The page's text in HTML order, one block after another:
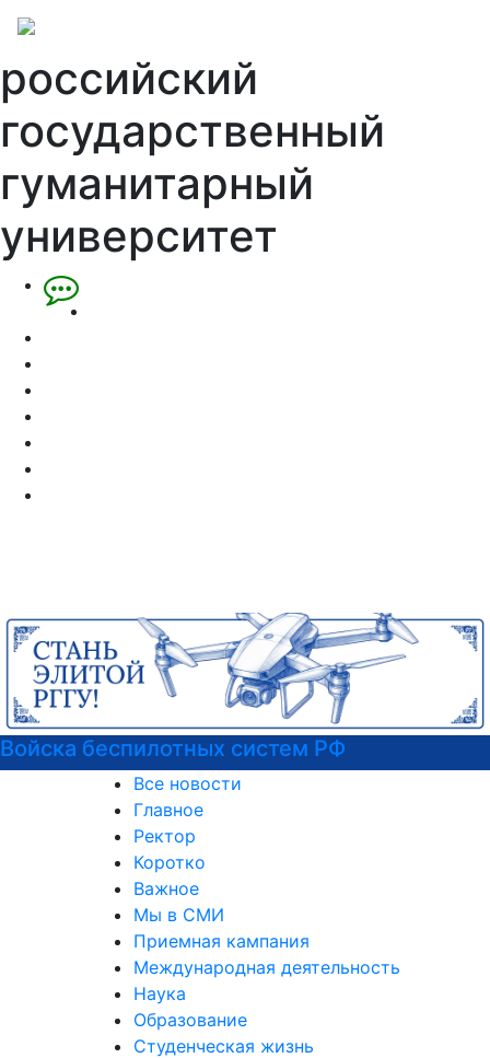
российский
государственный
гуманитарный
университет
Войска беспилотных систем РФ
Все новости
Главное
Ректор
Коротко
Важное
Мы в СМИ
Приемная кампания
Международная деятельность
Наука
Образование
Студенческая жизнь